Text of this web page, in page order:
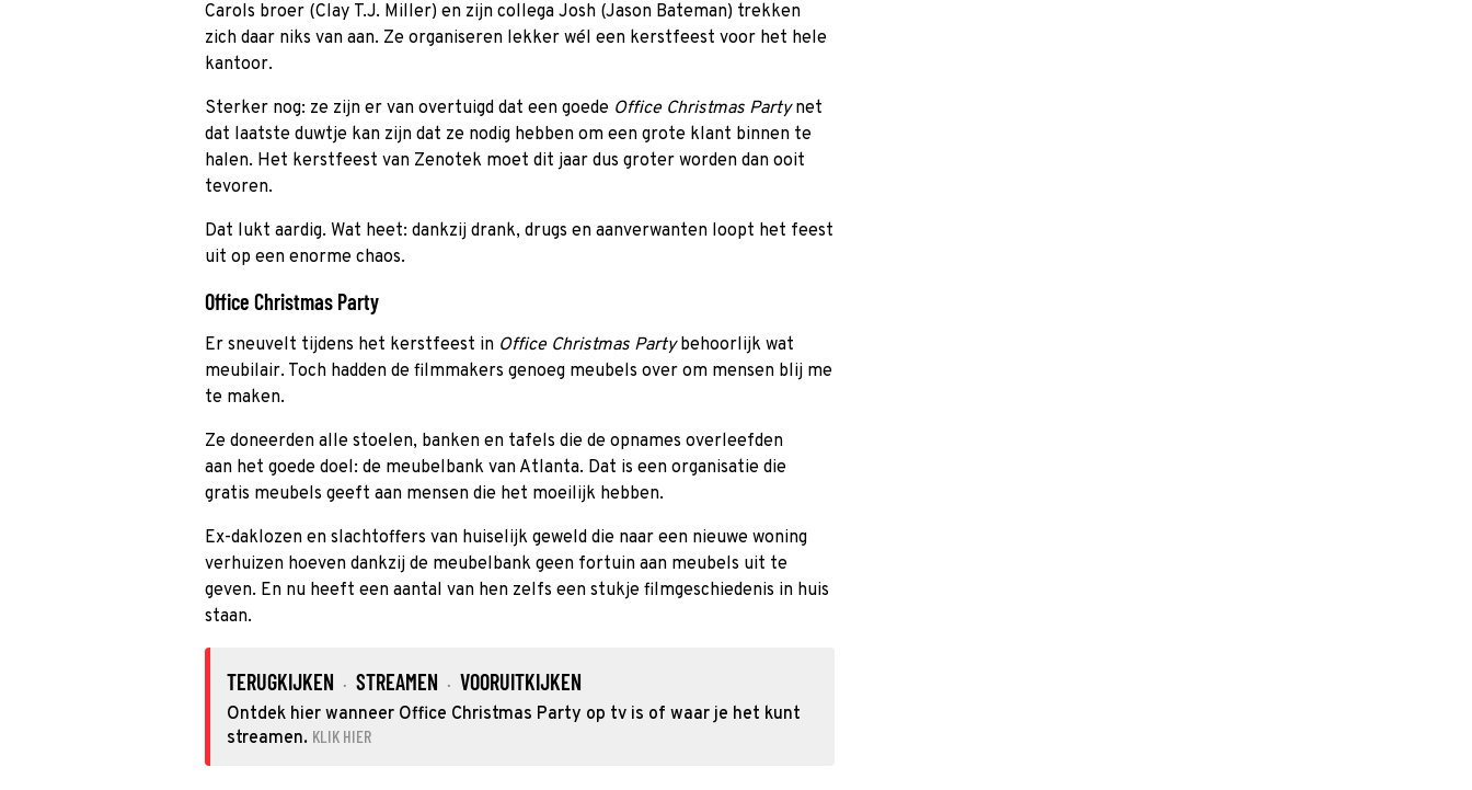
Carols broer (Clay T.J. Miller) en zijn collega Josh (Jason Bateman) trekken
zich daar niks van aan. Ze organiseren lekker wél een kerstfeest voor het hele
kantoor.
Sterker nog: ze zijn er van overtuigd dat een goede Office Christmas Partynet
dat laatste duwtje kan zijn dat ze nodig hebben om een grote klant binnen te
halen. Het kerstfeest van Zenotek moet dit jaar dus groter worden dan ooit
tevoren.
Dat lukt aardig. Wat heet: dankzij drank, drugs en aanverwanten loopt het feest
uit op een enorme chaos.
Office Christmas Party
Er sneuvelt tijdens het kerstfeest in Office Christmas Partybehoorlijk wat
meubilair. Toch hadden de filmmakers genoeg meubels over om mensen blij me
te maken.
Ze doneerden alle stoelen, banken en tafels die de opnames overleefden
aan het goede doel: de meubelbank van Atlanta. Dat is een organisatie die
gratis meubels geeft aan mensen die het moeilijk hebben.
Ex-daklozen en slachtoffers van huiselijk geweld die naar een nieuwe woning
verhuizen hoeven dankzij de meubelbank geen fortuin aan meubels uit te
geven. En nu heeft een aantal van hen zelfs een stukje filmgeschiedenis in huis
staan.
TERUGKIJKEN · STREAMEN · VOORUITKIJKEN
Ontdek hier wanneer Office Christmas Party op tv is of waar je het kunt
streamen. KLIK HIER